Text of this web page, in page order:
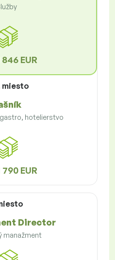
846 EUR
miesto
hotelierstvo
790 EUR
Director
manažment